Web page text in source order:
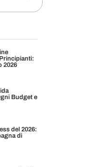
2026
Budget e
del 2026:
di